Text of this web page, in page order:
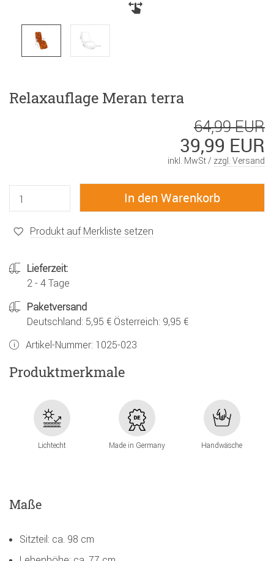
Relaxauflage Meran terra
64,99 EUR
39,99 EUR
inkl. MwSt / zzgl. Versand
Produkt auf Merkliste setzen
Lieferzeit:
2 - 4 Tage
Paketversand
Deutschland: 5,95 € Österreich: 9,95 €
Artikel-Nummer: 1025-023
Produktmerkmale
Lichtecht Made in Germany Handwäsche
Maße
Sitzteil: ca. 98 cm